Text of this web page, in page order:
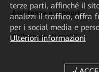
Assistenza e supporto
Collegamenti rapidi
terze parti, affinché il
analizzi il traffico, offra
per i social media e
Ulteriori informazioni